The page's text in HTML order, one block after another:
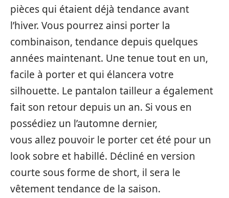
pièces qui étaient déjà tendance avant
l’hiver. Vous pourrez ainsi porter la
combinaison, tendance depuis quelques
années maintenant. Une tenue tout en un,
facile à porter et qui élancera votre
silhouette. Le pantalon tailleur a également
fait son retour depuis un an. Si vous en
possédiez un l’automne dernier,
vous allez pouvoir le porter cet été pour un
look sobre et habillé. Décliné en version
courte sous forme de short, il sera le
vêtement tendance de la saison.